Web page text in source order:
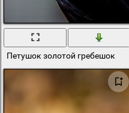
Петушок золотой гребешок